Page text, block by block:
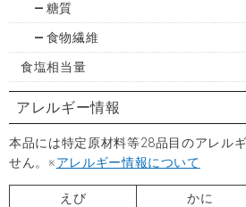
糖質
食物繊維
食塩相当量
アレルギー情報
本品には特定原材料等28品目のアレル
せん。※アレルギー情報について
えび かに